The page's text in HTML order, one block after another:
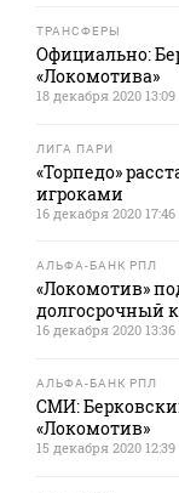
ТРАНСФЕРЫ
Официально:
«Локомотива»
18 декабря 2020 13:09
ЛИГА ПАРИ
«Торпедо»
игроками
16 декабря 2020 17:46
АЛЬФА-БАНК РПЛ
«Локомотив»
долгосрочный
16 декабря 2020 13:36
АЛЬФА-БАНК РПЛ
СМИ:
«Локомотив»
15 декабря 2020 12:39